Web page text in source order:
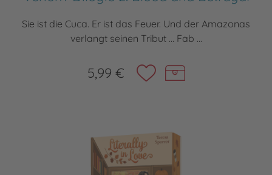
Sie ist die Cuca. Er ist das Feuer. Und der Amazonas
verlangt seinen Tribut … Fab ...
5,99 €